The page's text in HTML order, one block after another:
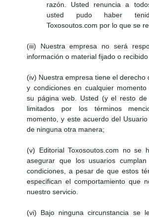
razón. Usted renuncia a
usted pudo haber
Toxosoutos.com por lo que se
(iii) Nuestra empresa no será
información o material fijado o
(iv) Nuestra empresa tiene el derecho
y condiciones en cualquier
su página web. Usted (y el resto de
limitados por los términos
momento, y este acuerdo del
de ninguna otra manera;
(v) Editorial Toxosoutos.com no se
asegurar que los usuarios
condiciones, a pesar de que estos
especifican el comportamiento que
nuestro servicio.
(vi) Bajo ninguna circunstancia se